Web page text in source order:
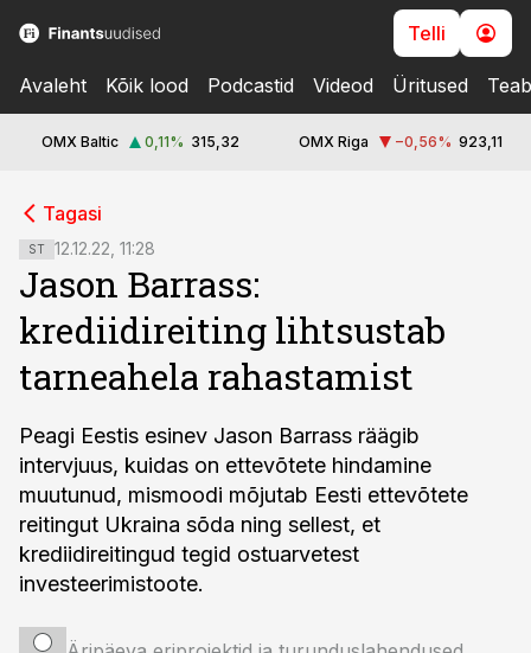
Telli
Avaleht Kõik lood Podcastid Videod Üritused
OMX Baltic 0,11% 315,32 OMX Riga −0,56% 923,11
Tagasi
ST 12.12.22, 11:28
Jason Barrass:
krediidireiting lihtsustab
tarneahela rahastamist
Peagi Eestis esinev Jason Barrass räägib
intervjuus, kuidas on ettevõtete hindamine
muutunud, mismoodi mõjutab Eesti ettevõtete
reitingut Ukraina sõda ning sellest, et
krediidireitingud tegid ostuarvetest
investeerimistoote.